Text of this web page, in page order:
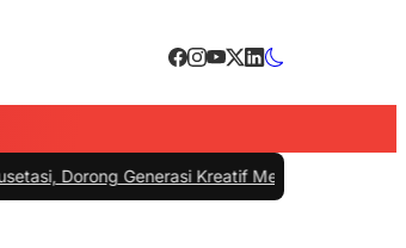
Kreatif Menuju Indonesia Emas 2045